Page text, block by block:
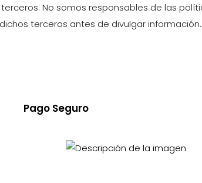
No somos responsables de las
terceros antes de divulgar información.
Pago Seguro